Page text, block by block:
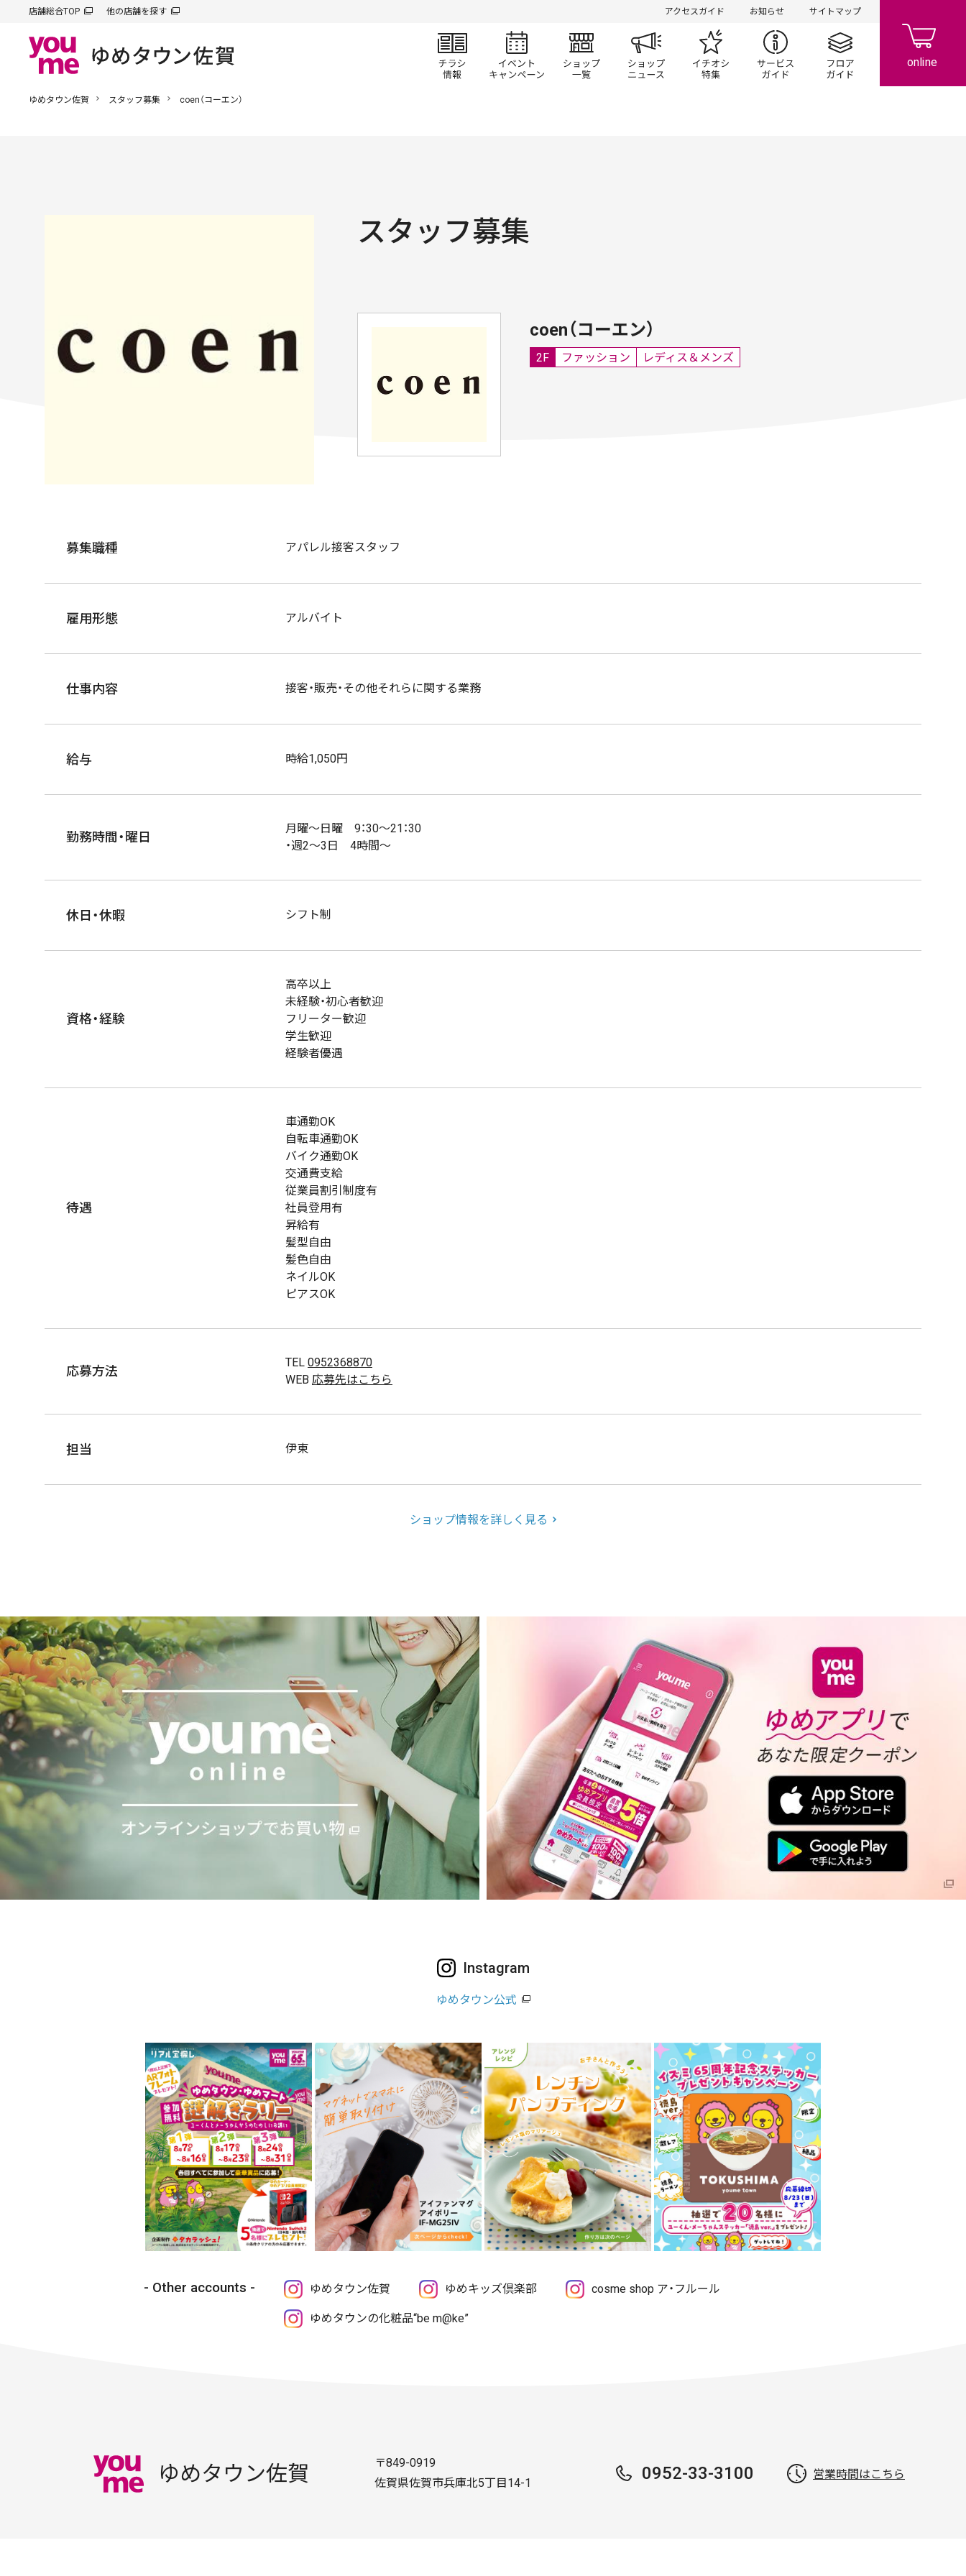
店舗総合TOP 他の店舗を探す アクセスガイド お知らせ サイトマップ
チラシ情報 イベント/キャンペーン
ショップ一覧 ショップニュースイチオシ特集 サービスガイドフロアガイド
ゆめタウン佐賀 スタッフ募集 coen（コーエン）
スタッフ募集
coen（コーエン）
2F ファッション レディス＆メンズ
募集職種 アパレル接客スタッフ
雇用形態 アルバイト
仕事内容 接客・販売・その他それらに関する業務
給与 時給1,050円
勤務時間・曜日
月曜～日曜 9：30～21：30
・週2～3日 4時間～
休日・休暇 シフト制
資格・経験
高卒以上
未経験・初心者歓迎
フリーター歓迎
学生歓迎
経験者優遇
待遇
車通勤OK
自転車通勤OK
バイク通勤OK
交通費支給
従業員割引制度有
社員登用有
昇給有
髪型自由
髪色自由
ネイルOK
ピアスOK
応募方法
TEL 0952368870
WEB 応募先はこちら
担当 伊東
ショップ情報を詳しく見る
Instagram
ゆめタウン公式
Other accounts ゆめタウン佐賀 ゆめキッズ倶楽部 cosme shop ア・フルール
ゆめタウンの化粧品“be m@ke”
ゆめタウン佐賀
〒849-0919
佐賀県佐賀市兵庫北5丁目14-1
0952-33-3100 営業時間はこちら